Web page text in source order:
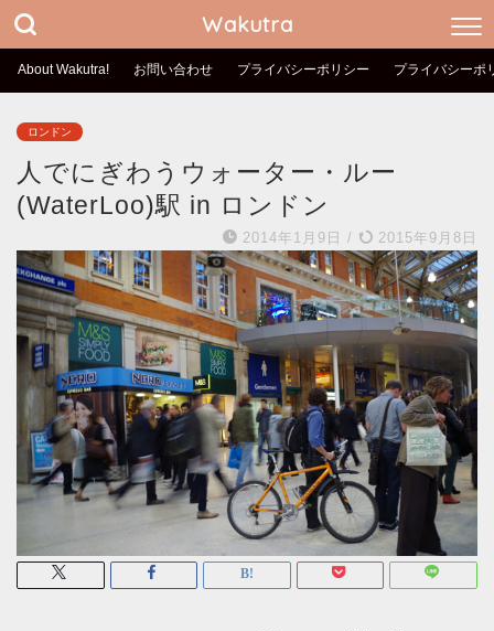
Wakutra
About Wakutra! お問い合わせ プライバシーポリシー プライバシーポ
ロンドン
人でにぎわうウォーター・ルー
(WaterLoo)駅 in ロンドン
2014年1月9日 / 2015年9月8日